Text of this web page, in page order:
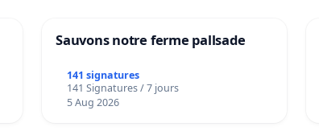
Sauvons notre ferme pallsade
141 signatures
141 Signatures / 7 jours
5 Aug 2026